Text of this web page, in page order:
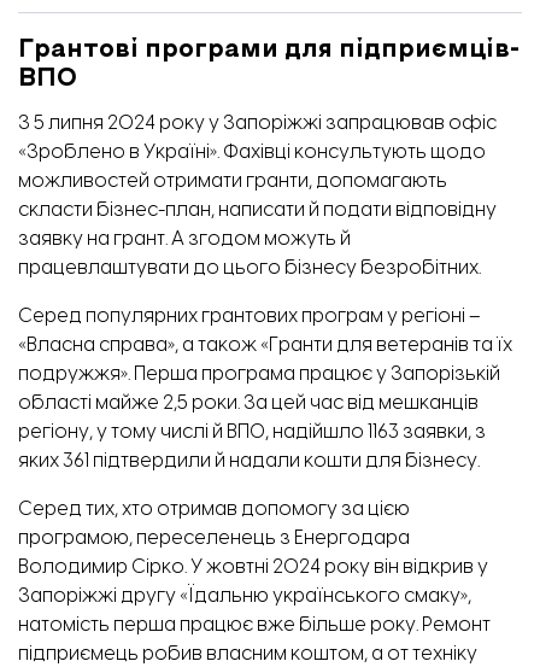
Грантові програми для підприємців-
ВПО
З 5 липня 2024 року у Запоріжжі запрацював офіс
«Зроблено в Україні». Фахівці консультують щодо
можливостей отримати гранти, допомагають
скласти бізнес-план, написати й подати відповідну
заявку на грант. А згодом можуть й
працевлаштувати до цього бізнесу безробітних.
Серед популярних грантових програм у регіоні –
«Власна справа», а також «Гранти для ветеранів та їх
подружжя». Перша програма працює у Запорізькій
області майже 2,5 роки. За цей час від мешканців
регіону, у тому числі й ВПО, надійшло 1163 заявки, з
яких 361 підтвердили й надали кошти для бізнесу.
Серед тих, хто отримав допомогу за цією
програмою, переселенець з Енергодара
Володимир Сірко. У жовтні 2024 року він відкрив у
Запоріжжі другу «Їдальню українського смаку»,
натомість перша працює вже більше року. Ремонт
підприємець робив власним коштом, а от техніку